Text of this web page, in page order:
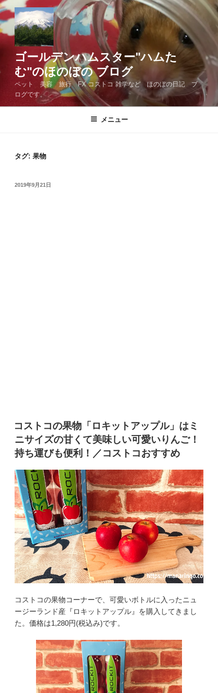
コ
テ
ン
ス
ゴールデンハムスター"ハムた
む"のほのぼの ブログ
ペット 美容 旅行 FX コストコ 雑学など ほのぼの日記 ブ
ログです。
メニュー
タグ: 果物
投
2019年9月21日
コストコの果物「ロキットアップル」はミ
ニサイズの甘くて美味しい可愛いりんご！
持ち運びも便利！／コストコおすすめ
コストコの果物コーナーで、可愛いボトルに入ったニュ
ージーランド産『ロキットアップル』を購入してきまし
た。価格は1,280円(税込み)です。